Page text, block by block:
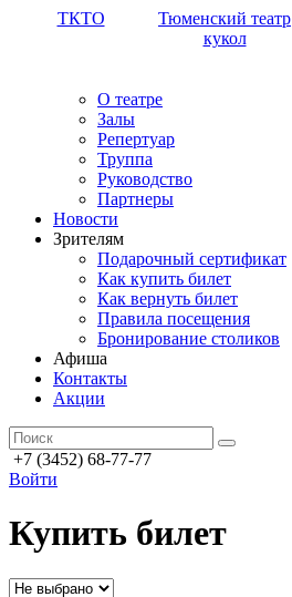
ТКТО
Тюменский театр
кукол
О театре
Залы
Репертуар
Труппа
Руководство
Партнеры
Новости
Зрителям
Подарочный сертификат
Как купить билет
Как вернуть билет
Правила посещения
Бронирование столиков
Афиша
Контакты
Акции
+7 (3452) 68-77-77
Войти
Купить билет